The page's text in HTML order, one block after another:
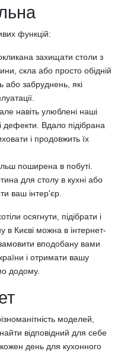
функцій:
захищати столи з
скла або просто обідній
або забруднень, які
навіть улюблені наші
дефекти. Вдало підібрана
і продовжить їх
поширена в побуті.
для столу в кухні або
ваш інтер'єр.
осягнути, підібрати і
в Києві можна в інтернет-
вподобану вами
і отримати вашу
додому.
моделей,
відповідний для себе
день для кухонного